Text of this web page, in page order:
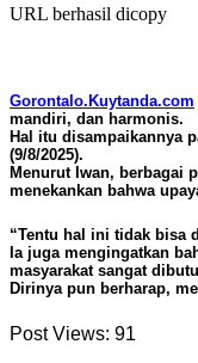
URL berhasil dicopy
Gorontalo.Kuytanda.com
mandiri, dan harmonis.
Hal itu disampaikannya
(9/8/2025).
Menurut Iwan, berbagai
menekankan bahwa
“Tentu hal ini tidak bisa
Ia juga mengingatkan
masyarakat sangat
Dirinya pun berharap,
Post Views: 91